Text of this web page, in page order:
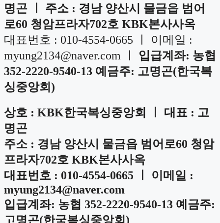
명곤 ㅣ 주소 : 경남 양산시 물금읍 범어
로60 청암프라자702호 KBK본사사옥
대표번호 : 010-4554-0665 ㅣ 이메일 :
myung2134@naver.com ㅣ 입급계좌: 농협
352-2220-9540-13 예금주: 고명곤(한국복
싱중앙회)
상호 : KBK한국복싱중앙회 ㅣ 대표 : 고
명곤
주소 : 경남 양산시 물금읍 범어로60 청암
프라자702호 KBK본사사옥
대표번호 : 010-4554-0665 ㅣ 이메일 :
myung2134@naver.com
입급계좌: 농협 352-2220-9540-13 예금주:
고명곤(한국복싱중앙회)